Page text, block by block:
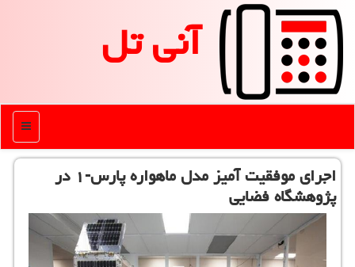
آنی تل
منو
اجرای موفقیت آمیز مدل ماهواره پارس-۱ در
پژوهشگاه فضایی